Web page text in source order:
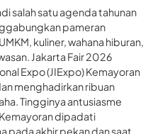
salah satu agenda tahunan
pameran
kuliner, wahana hiburan,
Jakarta Fair 2026
Expo (JIExpo) Kemayoran
menghadirkan ribuan
Tingginya antusiasme
dipadati
pada akhir pekan dan saat